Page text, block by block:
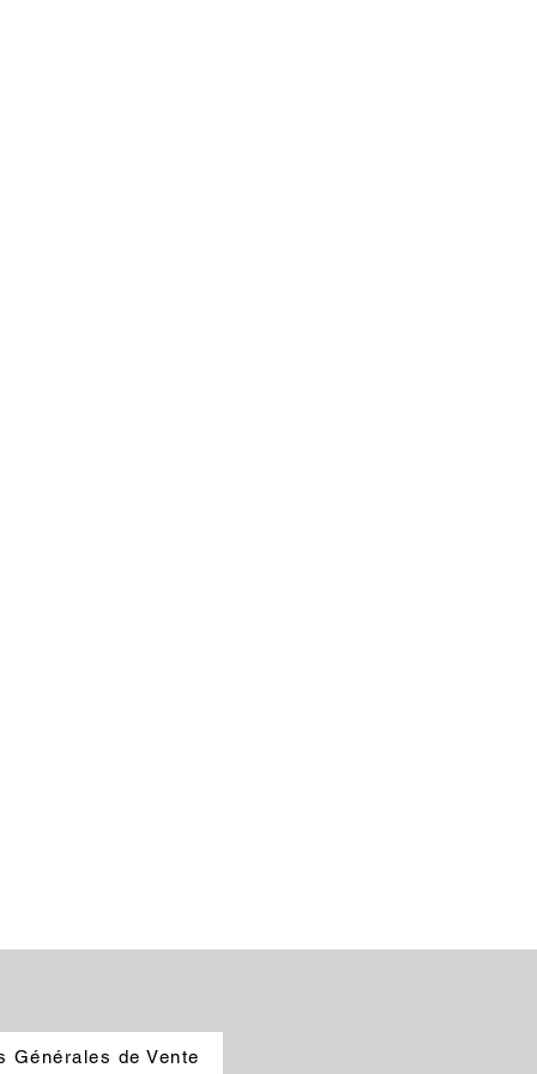
Générales de Vente